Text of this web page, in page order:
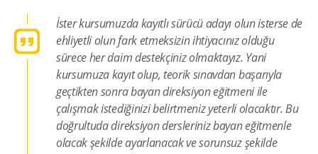
İster kursumuzda kayıtlı sürücü adayı olun isterse de
ehliyetli olun fark etmeksizin ihtiyacınız olduğu
sürece her daim destekçiniz olmaktayız. Yani
kursumuza kayıt olup, teorik sınavdan başarıyla
geçtikten sonra bayan direksiyon eğitmeni ile
çalışmak istediğinizi belirtmeniz yeterli olacaktır. Bu
doğrultuda direksiyon dersleriniz bayan eğitmenle
olacak şekilde ayarlanacak ve sorunsuz şekilde